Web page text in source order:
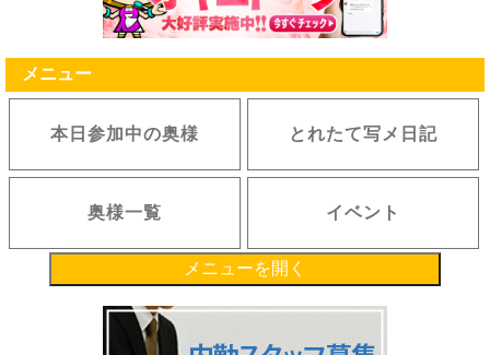
メニュー
本日参加中の奥様 とれたて写メ日記
奥様一覧 イベント
メニューを開く